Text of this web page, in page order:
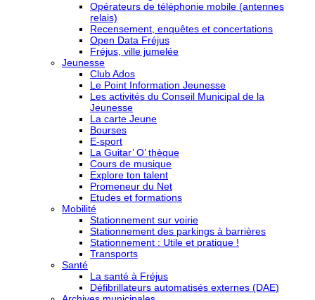
Opérateurs de téléphonie mobile (antennes
relais)
Recensement, enquêtes et concertations
Open Data Fréjus
Fréjus, ville jumelée
Jeunesse
Club Ados
Le Point Information Jeunesse
Les activités du Conseil Municipal de la
Jeunesse
La carte Jeune
Bourses
E-sport
La Guitar’ O’ thèque
Cours de musique
Explore ton talent
Promeneur du Net
Etudes et formations
Mobilité
Stationnement sur voirie
Stationnement des parkings à barrières
Stationnement : Utile et pratique !
Transports
Santé
La santé à Fréjus
Défibrillateurs automatisés externes (DAE)